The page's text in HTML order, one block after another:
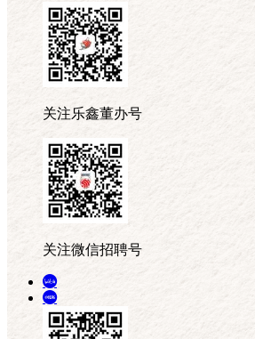
关注乐鑫董办号
关注微信招聘号